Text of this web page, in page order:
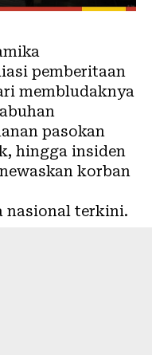
pemberitaan
membludaknya
pasokan
hingga insiden
korban
nasional terkini.